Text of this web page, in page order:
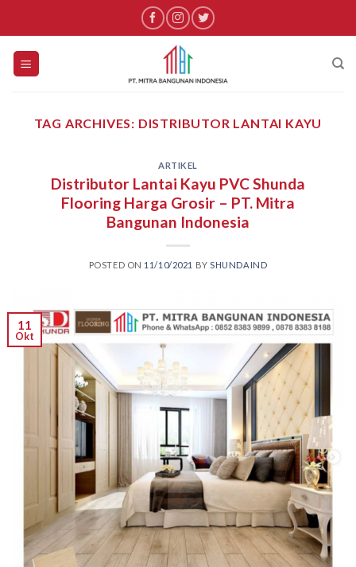
content
TAG ARCHIVES: DISTRIBUTOR LANTAI KAYU
ARTIKEL
Distributor Lantai Kayu PVC Shunda
Flooring Harga Grosir – PT. Mitra
Bangunan Indonesia
POSTED ON 11/10/2021 BY SHUNDAIND
11
Okt